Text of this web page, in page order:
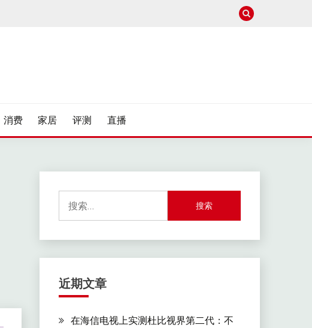
消费 家居 评测 直播
索：
近期文章
在海信电视上实测杜比视界第二代：不